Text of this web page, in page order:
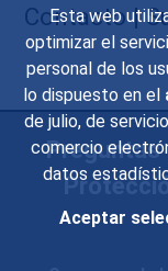
Esta web
optimizar el
personal de los
lo dispuesto en el
de julio, de
comercio
datos
Aceptar
Contacto|
Preguntas